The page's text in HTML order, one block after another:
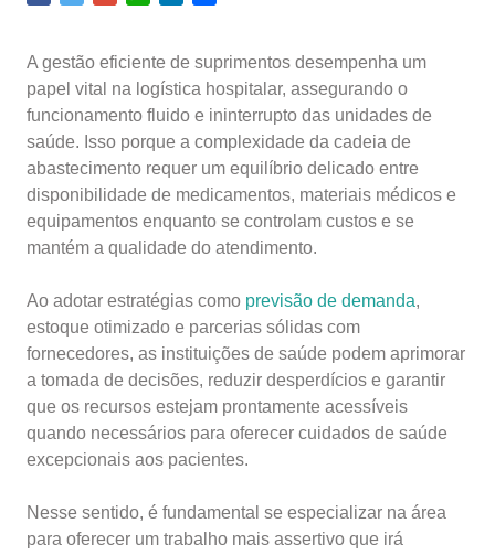
A gestão eficiente de suprimentos desempenha um
papel vital na logística hospitalar, assegurando o
funcionamento fluido e ininterrupto das unidades de
saúde. Isso porque a complexidade da cadeia de
abastecimento requer um equilíbrio delicado entre
disponibilidade de medicamentos, materiais médicos e
equipamentos enquanto se controlam custos e se
mantém a qualidade do atendimento.
Ao adotar estratégias como previsão de demanda,
estoque otimizado e parcerias sólidas com
fornecedores, as instituições de saúde podem aprimorar
a tomada de decisões, reduzir desperdícios e garantir
que os recursos estejam prontamente acessíveis
quando necessários para oferecer cuidados de saúde
excepcionais aos pacientes.
Nesse sentido, é fundamental se especializar na área
para oferecer um trabalho mais assertivo que irá